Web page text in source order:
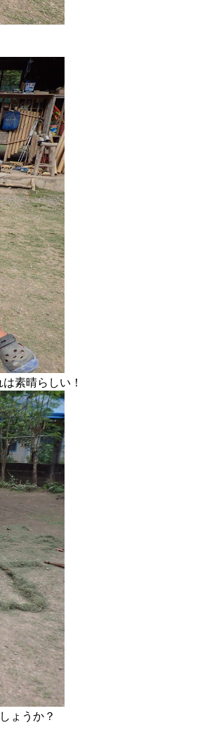
素晴らしい！
ょうか？